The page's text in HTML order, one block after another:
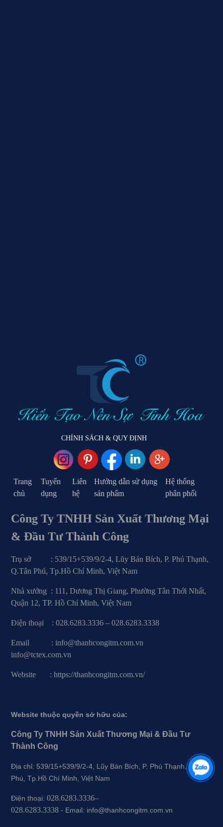
CHÍNH SÁCH & QUY ĐỊNH
Trang
chủ
Tuyển
dụng
Liên
hệ
Hướng dẫn sử dụng
sản phẩm
Hệ thống
phân phối
Công Ty TNHH Sản Xuất Thương Mại
& Đầu Tư Thành Công
Trụ sở : 539/15+539/9/2-4, Lũy Bán Bích, P. Phú Thạnh,
Q.Tân Phú, Tp.Hồ Chí Minh, Việt Nam
Nhà xưởng : 111, Dương Thị Giang, Phường Tân Thới Nhất,
Quận 12, TP. Hồ Chí Minh, Việt Nam
Điện thoại : 028.6283.3336 – 028.6283.3338
Email : info@thanhcongitm.com.vn
info@tctex.com.vn
Website : https://thanhcongitm.com.vn/
Website thuộc quyền sở hữu của:
Công Ty TNHH Sản Xuất Thương Mại & Đầu Tư
Thành Công
Địa chỉ: 539/15+539/9/2-4, Lũy Bán Bích, P. Phú Thạnh, Q.Tân
Phú, Tp.Hồ Chí Minh, Việt Nam
Điện thoại:028.6283.3336–
028.6283.3338 - Email: info@thanhcongitm.com.vn